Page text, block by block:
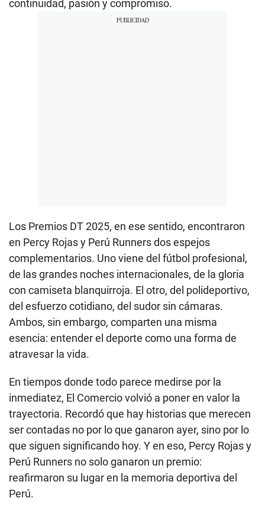
continuidad, pasión y compromiso.
Los Premios DT 2025, en ese sentido, encontraron
en Percy Rojas y Perú Runners dos espejos
complementarios. Uno viene del fútbol profesional,
de las grandes noches internacionales, de la gloria
con camiseta blanquirroja. El otro, del polideportivo,
del esfuerzo cotidiano, del sudor sin cámaras.
Ambos, sin embargo, comparten una misma
esencia: entender el deporte como una forma de
atravesar la vida.
En tiempos donde todo parece medirse por la
inmediatez, El Comercio volvió a poner en valor la
trayectoria. Recordó que hay historias que merecen
ser contadas no por lo que ganaron ayer, sino por lo
que siguen significando hoy. Y en eso, Percy Rojas y
Perú Runners no solo ganaron un premio:
reafirmaron su lugar en la memoria deportiva del
Perú.